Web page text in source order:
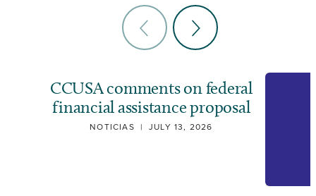
CCUSA comments on federal
financial assistance proposal
NOTICIAS | JULY 13, 2026